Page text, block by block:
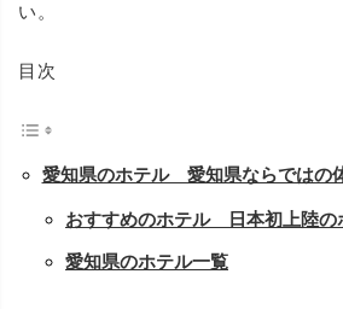
い。
目次
愛知県のホテル 愛知県ならではの
おすすめのホテル 日本初上陸の
愛知県のホテル一覧